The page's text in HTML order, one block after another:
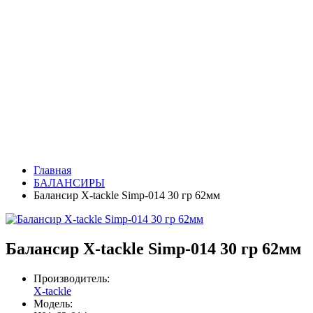
Главная
БАЛАНСИРЫ
Балансир X-tackle Simp-014 30 гр 62мм
Балансир X-tackle Simp-014 30 гр 62мм
Производитель:
X-tackle
Модель: